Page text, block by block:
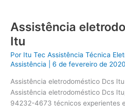
Assistência
Itu
Por Itu Tec Assistência Técnica
Assistência |6 de fevereiro de 2020
Assistência eletrodoméstico Dcs
Assistência eletrodoméstico Dcs
94232-4673 técnicos experientes